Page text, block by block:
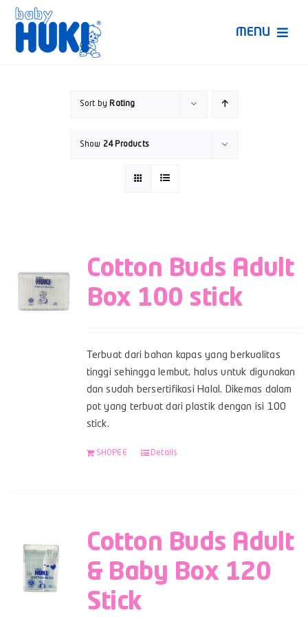
Skip
content
MENU
Sort by Rating
Show 24 Products
Cotton Buds Adult
Box 100 stick
Terbuat dari bahan kapas yang berkualitas
tinggi sehingga lembut, halus untuk digunakan
dan sudah bersertifikasi Halal. Dikemas dalam
pot yang terbuat dari plastik dengan isi 100
stick.
SHOPEE Details
Cotton Buds Adult
& Baby Box 120
Stick